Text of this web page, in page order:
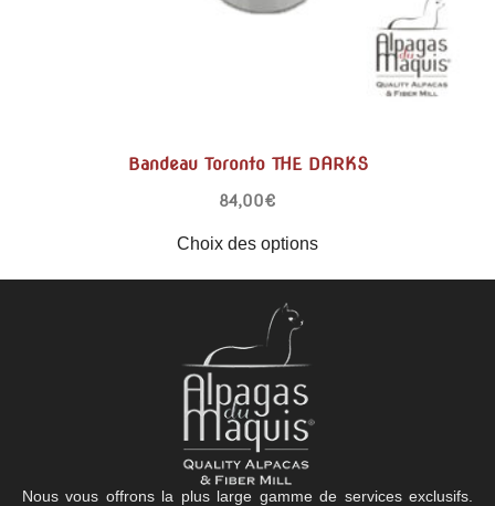
Bandeau Toronto THE DARKS
84,00€
Choix des options
Nous vous offrons la plus large gamme de services exclusifs.